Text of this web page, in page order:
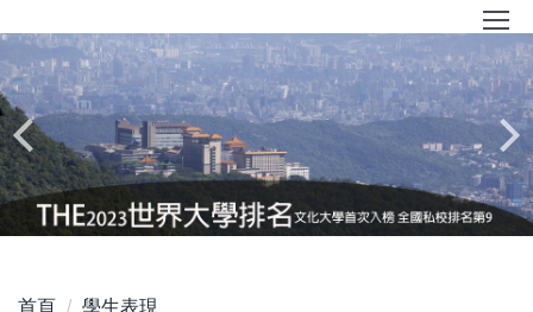
到
主
要
內
容
區
首頁 學生表現